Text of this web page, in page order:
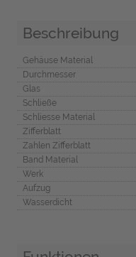
Beschreibung
Gehäuse Material
Durchmesser
Glas
Schließe
Schliesse Material
Zifferblatt
Zahlen Zifferblatt
Band Material
Werk
Aufzug
Wasserdicht